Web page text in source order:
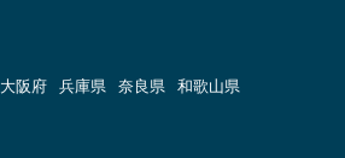
大阪府 兵庫県 奈良県 和歌山県